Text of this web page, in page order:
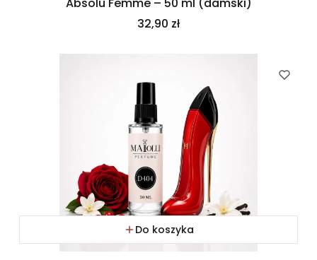
Absolu Femme – 50 ml (damski)
Cena
32,90 zł
Do koszyka